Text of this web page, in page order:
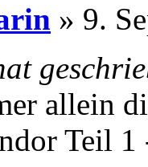
» 9.
allein
Teil